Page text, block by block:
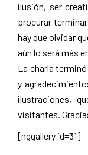
ilusión, ser
procurar
hay que olvidar
aún lo será más
La charla
y
ilustraciones,
visitantes.
[nggallery id=31]